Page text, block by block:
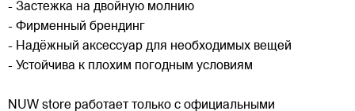
- Застежка на двойную молнию
- Фирменный брендинг
- Надёжный аксессуар для необходимых вещей
- Устойчива к плохим погодным условиям
NUW store работает только с официальными